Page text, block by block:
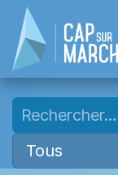
Se rendre au
Tous